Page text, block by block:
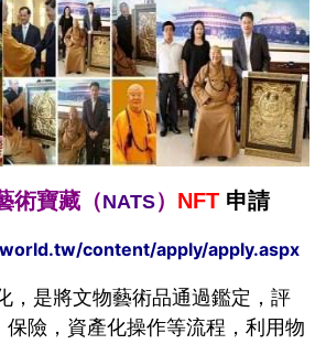
術寶藏（NATS） NFT申請
content/apply/apply.aspx
，是將文物藝術品通過鑑定，評
險，資產化操作等流程，利用物